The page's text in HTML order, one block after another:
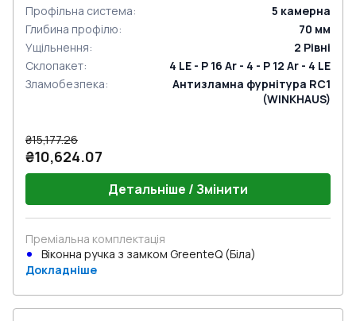
Профільна система: 5 камерна
Глибина профілю: 70 мм
Ущільнення: 2 Рівні
Склопакет:
4 LE - P 16 Ar - 4 - P 12 Ar - 4 LE
Зламобезпека:
Антизламна фурнітура RC1
(WINKHAUS)
₴15,177.26
₴10,624.07
Детальніше / Змінити
Преміальна комплектація
Віконна ручка з замком GreenteQ (Біла)
Докладніше